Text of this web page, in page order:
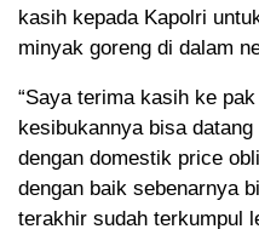
kasih kepada Kapolri
minyak goreng di dalam
“Saya terima kasih ke
kesibukannya bisa
dengan domestik price
dengan baik sebenarnya
terakhir sudah terkumpul